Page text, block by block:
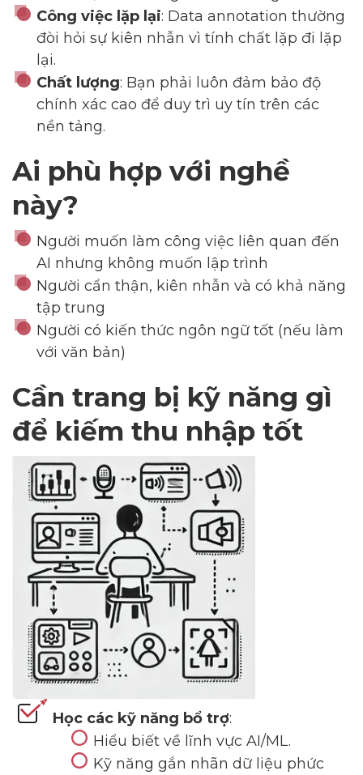
Công việc lặp lại: Data annotation thường
đòi hỏi sự kiên nhẫn vì tính chất lặp đi lặp
lại.
Chất lượng: Bạn phải luôn đảm bảo độ
chính xác cao để duy trì uy tín trên các
nền tảng.
Ai phù hợp với nghề
này?
Người muốn làm công việc liên quan đến
AI nhưng không muốn lập trình
Người cẩn thận, kiên nhẫn và có khả năng
tập trung
Người có kiến thức ngôn ngữ tốt (nếu làm
với văn bản)
Cần trang bị kỹ năng gì
để kiếm thu nhập tốt
Học các kỹ năng bổ trợ:
Hiểu biết về lĩnh vực AI/ML.
Kỹ năng gắn nhãn dữ liệu phức
--
Average CTR